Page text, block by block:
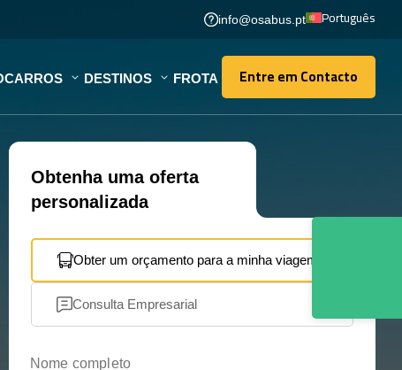
info@osabus.pt Português
DESTINOS FROTA Entre em Contacto
Entre em Contacto
Obtenha uma oferta
personalizada
Obter um orçamento para a minha viagem
Consulta Empresarial